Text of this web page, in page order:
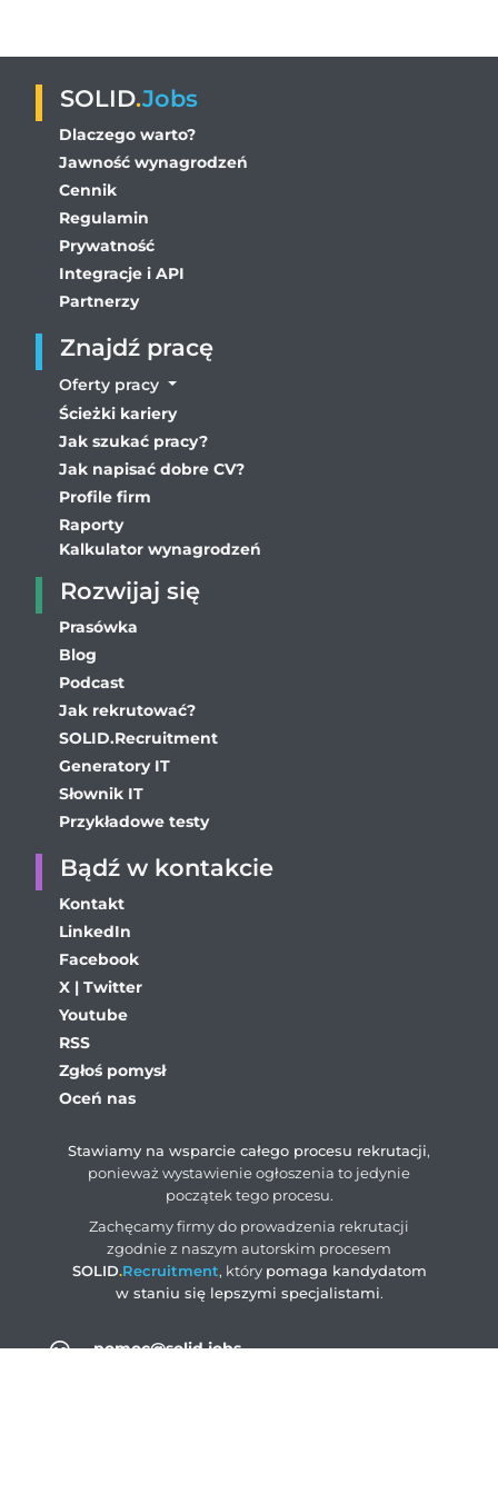
pomoc@solid.jobs
SOLID.Jobs
Dlaczego warto?
Jawność wynagrodzeń
Cennik
Regulamin
Prywatność
Integracje i API
Partnerzy
Znajdź pracę
Oferty pracy
Ścieżki kariery
Jak szukać pracy?
Jak napisać dobre CV?
Profile firm
Raporty
Kalkulator wynagrodzeń
Rozwijaj się
Prasówka
Blog
Podcast
Jak rekrutować?
SOLID.Recruitment
Generatory IT
Słownik IT
Przykładowe testy
Bądź w kontakcie
Kontakt
LinkedIn
Facebook
X | Twitter
Youtube
RSS
Zgłoś pomysł
Oceń nas
Stawiamy na wsparcie całego procesu rekrutacji,
ponieważ wystawienie ogłoszenia to jedynie
początek tego procesu.
Zachęcamy firmy do prowadzenia rekrutacji
zgodnie z naszym autorskim procesem
SOLID.Recruitment, który pomaga kandydatom
w staniu się lepszymi specjalistami.